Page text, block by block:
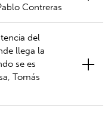
Contreras
del
llega la
se es
Tomás